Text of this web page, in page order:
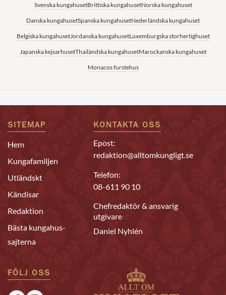
Svenska kungahusetBrittiska kungahusetNorska kungahuset
Danska kungahusetSpanska kungahusetNederländska kungahuset
Belgiska kungahusetJordanska kungahusetLuxemburgska storhertighuset
Japanska kejsarhusetThailändska kungahusetMarockanska kungahuset
Monacos furstehus
SITEMAP
Hem
Kungafamiljen
Utländskt
Kändisar
Redaktion
Bästa kungahus-
sajterna
KONTAKTA OSS
Epost:
redaktion@alltomkungligt.se
Telefon:
08-611 90 10
Chefredaktör & ansvarig
utgivare
Daniel Nyhlén
FÖLJ OSS